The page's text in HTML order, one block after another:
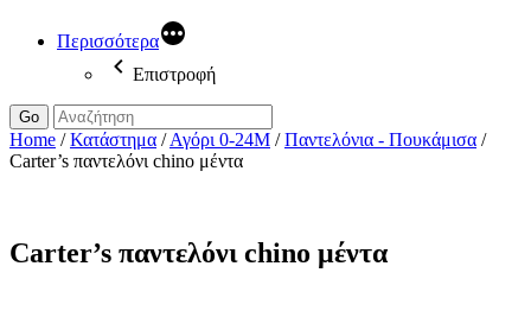
Περισσότερα
Επιστροφή
Go
Home /Κατάστημα /Αγόρι 0-24Μ /Παντελόνια - Πουκάμισα /
Carter’s παντελόνι chino μέντα
Carter’s παντελόνι chino μέντα